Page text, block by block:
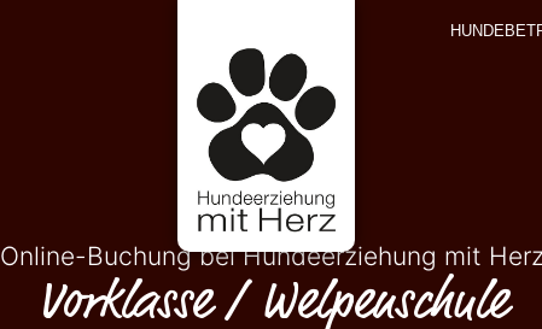
Online-Buchung bei Hundeerziehung mit
Vorklasse / Welpenschule